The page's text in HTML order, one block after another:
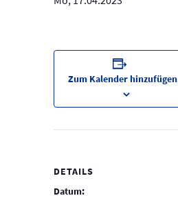
Zum Kalender hinzufügen
DETAILS
Datum: